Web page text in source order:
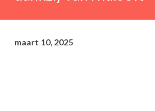
maart 10, 2025